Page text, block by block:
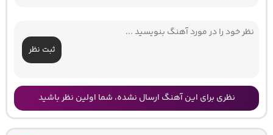
ثبت نظر
نظری برای این آهنگ ارسال نشده، شما اولین نظر باشید